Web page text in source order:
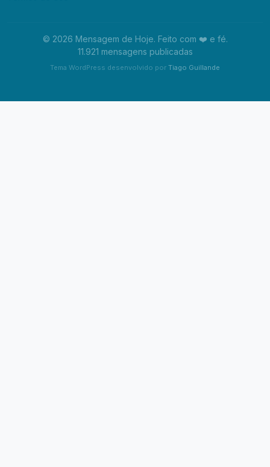
© 2026 Mensagem de Hoje. Feito com ❤️ e fé.
11.921 mensagens publicadas
Tema WordPress desenvolvido por Tiago Guillande